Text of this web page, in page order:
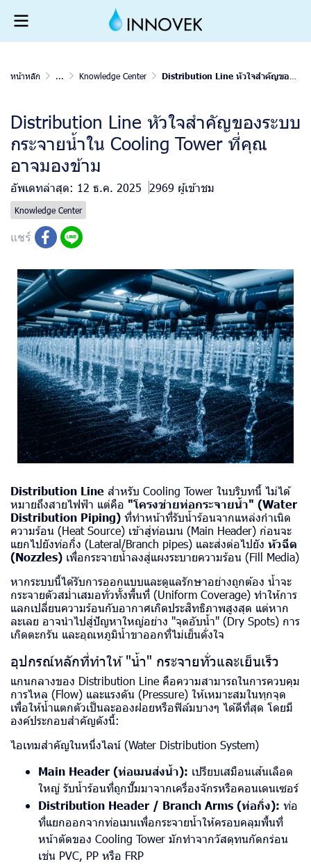
หน้าหลัก ... Knowledge Center Distribution Line หัวใจสำคัญของระบบกระจายน้ำใน Cooling Tower ที่คุณอาจมองข้าม
Distribution Line หัวใจสำคัญของระบบ
กระจายน้ำใน Cooling Tower ที่คุณ
อาจมองข้าม
อัพเดทล่าสุด: 12 ธ.ค. 2025 2969 ผู้เข้าชม
Knowledge Center
แชร์
Distribution Line สำหรับ Cooling Tower ในบริบทนี้ ไม่ได้
หมายถึงสายไฟฟ้า แต่คือ "โครงข่ายท่อกระจายน้ำ" (Water
Distribution Piping) ที่ทำหน้าที่รับน้ำร้อนจากแหล่งกำเนิด
ความร้อน (Heat Source) เข้าสู่ท่อเมน (Main Header) ก่อนจะ
แยกไปยังท่อกิ่ง (Lateral/Branch pipes) และส่งต่อไปยัง หัวฉีด
(Nozzles) เพื่อกระจายน้ำลงสู่แผงระบายความร้อน (Fill Media)
หากระบบนี้ได้รับการออกแบบและดูแลรักษาอย่างถูกต้อง น้ำจะ
กระจายตัวสม่ำเสมอทั่วทั้งพื้นที่ (Uniform Coverage) ทำให้การ
แลกเปลี่ยนความร้อนกับอากาศเกิดประสิทธิภาพสูงสุด แต่หาก
ละเลย อาจนำไปสู่ปัญหาใหญ่อย่าง "จุดอับน้ำ" (Dry Spots) การ
เกิดตะกรัน และอุณหภูมิน้ำขาออกที่ไม่เย็นดั่งใจ
อุปกรณ์หลักที่ทำให้ "น้ำ" กระจายทั่วและเย็นเร็ว
แกนกลางของ Distribution Line คือความสามารถในการควบคุม
การไหล (Flow) และแรงดัน (Pressure) ให้เหมาะสมในทุกจุด
เพื่อให้น้ำแตกตัวเป็นละอองฝอยหรือฟิล์มบางๆ ได้ดีที่สุด โดยมี
องค์ประกอบสำคัญดังนี้:
ไอเทมสำคัญในหนึ่งไลน์ (Water Distribution System)
Main Header (ท่อเมนส่งน้ำ): เปรียบเสมือนเส้นเลือด
ใหญ่ รับน้ำร้อนที่ถูกปั๊มมาจากเครื่องจักรหรือคอนเดนเซอร์
Distribution Header / Branch Arms (ท่อกิ่ง): ท่อ
ที่แยกออกจากท่อเมนเพื่อกระจายน้ำให้ครอบคลุมพื้นที่
หน้าตัดของ Cooling Tower มักทำจากวัสดุทนกัดกร่อน
เช่น PVC, PP หรือ FRP